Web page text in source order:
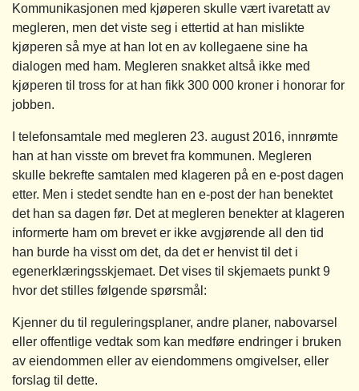
Kommunikasjonen med kjøperen skulle vært ivaretatt av
megleren, men det viste seg i ettertid at han mislikte
kjøperen så mye at han lot en av kollegaene sine ha
dialogen med ham. Megleren snakket altså ikke med
kjøperen til tross for at han fikk 300 000 kroner i honorar for
jobben.
I telefonsamtale med megleren 23. august 2016, innrømte
han at han visste om brevet fra kommunen. Megleren
skulle bekrefte samtalen med klageren på en e-post dagen
etter. Men i stedet sendte han en e-post der han benektet
det han sa dagen før. Det at megleren benekter at klageren
informerte ham om brevet er ikke avgjørende all den tid
han burde ha visst om det, da det er henvist til det i
egenerklæringsskjemaet. Det vises til skjemaets punkt 9
hvor det stilles følgende spørsmål:
Kjenner du til reguleringsplaner, andre planer, nabovarsel
eller offentlige vedtak som kan medføre endringer i bruken
av eiendommen eller av eiendommens omgivelser, eller
forslag til dette.